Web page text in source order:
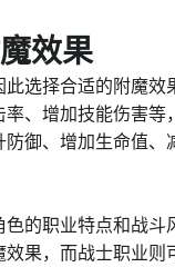
效果
选择合适的附魔
、增加技能伤害
御、增加生命值
的职业特点和战
果，而战士职业则